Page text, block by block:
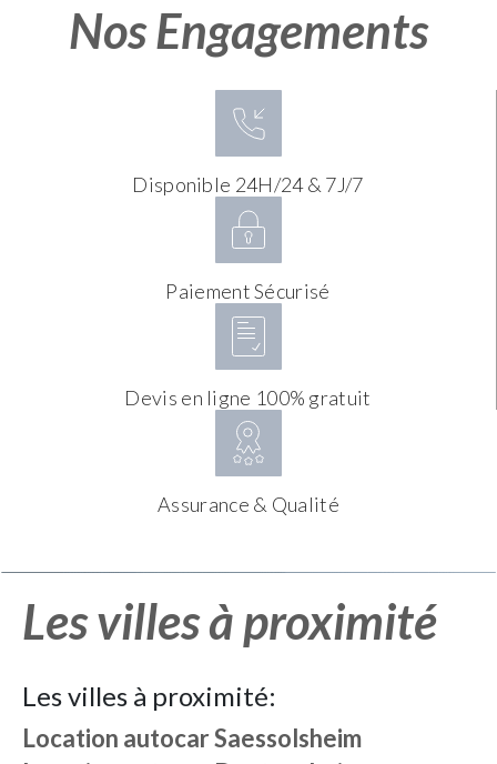
Nos Engagements
Disponible 24H/24 & 7J/7
Paiement Sécurisé
Devis en ligne 100% gratuit
Assurance & Qualité
Les villes à proximité
Les villes à proximité:
Location autocarSaessolsheim